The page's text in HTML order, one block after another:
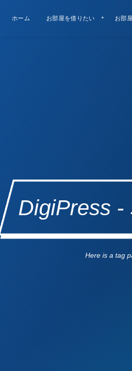
ホーム お部屋を借りたい お部
DigiPress -
Here is a tag